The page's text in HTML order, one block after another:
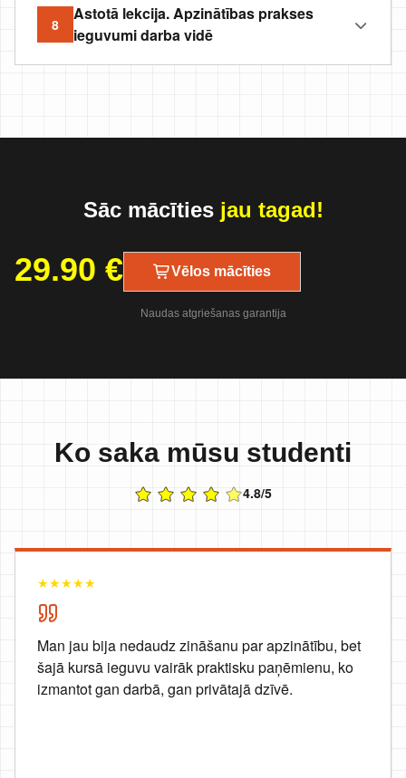
8
Astotā lekcija. Apzinātības prakses
ieguvumi darba vidē
Sāc mācīties jau tagad!
29.90 € Vēlos mācīties
Naudas atgriešanas garantija
Ko saka mūsu studenti
4.8/5
★★★★★
Man jau bija nedaudz zināšanu par apzinātību, bet
šajā kursā ieguvu vairāk praktisku paņēmienu, ko
izmantot gan darbā, gan privātajā dzīvē.